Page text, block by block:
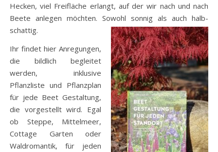
Hecken, viel Freifläche erlangt, auf der wir nach und nach
Beete anlegen möchten. Sowohl sonnig als auch halb-
schattig.
Ihr findet hier Anregungen,
die bildlich begleitet
werden, inklusive
Pflanzliste und Pflanzplan
für jede Beet Gestaltung,
die vorgestellt wird. Egal
ob Steppe, Mittelmeer,
Cottage Garten oder
Waldromantik, für jeden